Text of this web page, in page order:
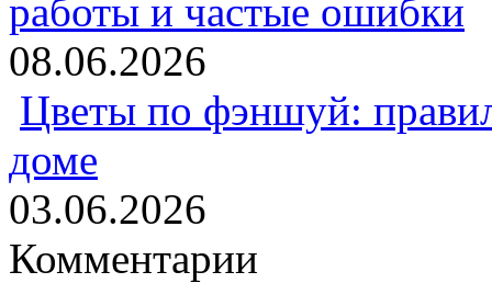
работы и частые ошибки
08.06.2026
Цветы по фэншуй:
доме
03.06.2026
Комментарии